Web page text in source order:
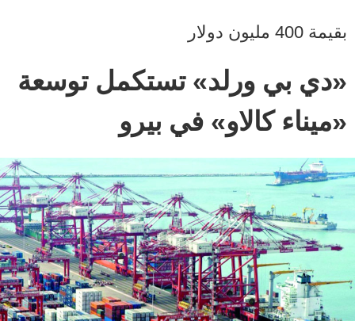
بقيمة 400 مليون دولار
«دي بي ورلد» تستكمل توسعة
«ميناء كالاو» في بيرو